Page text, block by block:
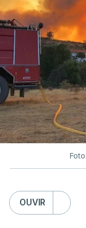
OUVIR